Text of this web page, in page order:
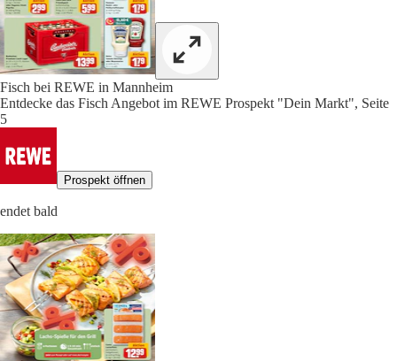
Fisch bei REWE in Mannheim
Entdecke das Fisch Angebot im REWE Prospekt "Dein Markt", Seite
5
Prospekt öffnen
endet bald